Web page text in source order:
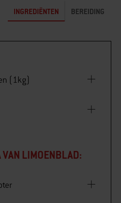
INGREDIËNTEN BEREIDING
(1kg)
VAN LIMOENBLAD: